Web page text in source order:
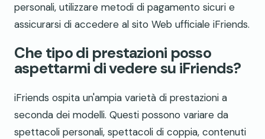
personali, utilizzare metodi di pagamento sicuri e
assicurarsi di accedere al sito Web ufficiale iFriends.
Che tipo di prestazioni posso
aspettarmi di vedere su iFriends?
iFriends ospita un'ampia varietà di prestazioni a
seconda dei modelli. Questi possono variare da
spettacoli personali, spettacoli di coppia, contenuti